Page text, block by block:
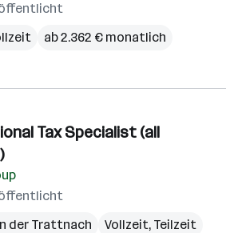
ab 2.362 € monatlich
Tax Specialist (all
der Trattnach
Vollzeit, Teilzeit